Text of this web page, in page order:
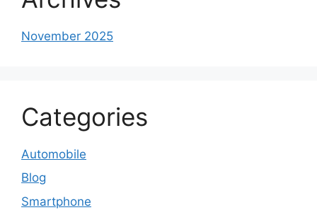
November 2025
Categories
Automobile
Blog
Smartphone